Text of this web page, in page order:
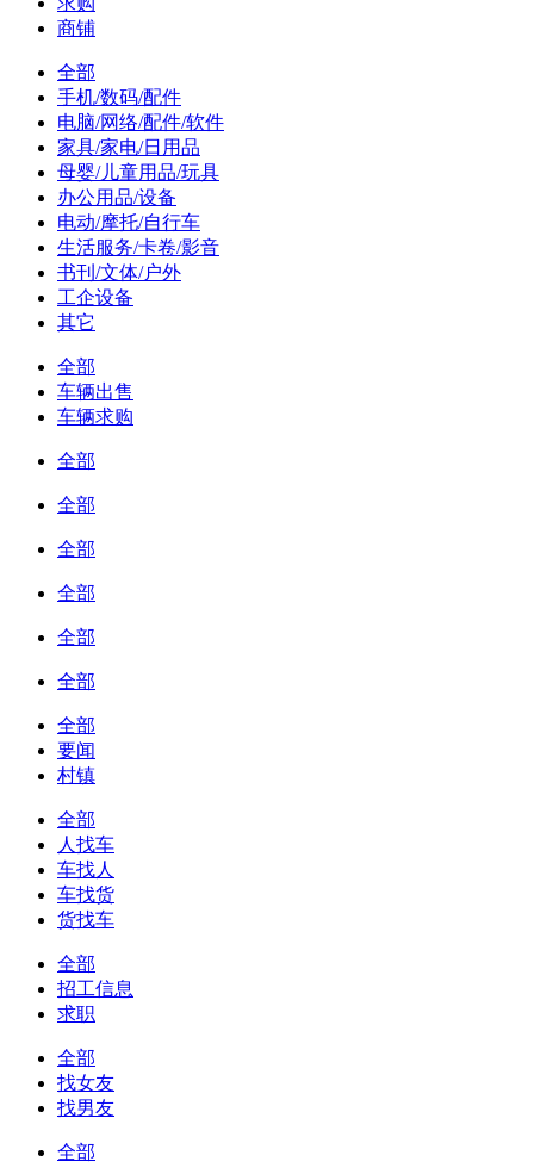
商铺
全部
手机/数码/配件
电脑/网络/配件/软件
家具/家电/日用品
母婴/儿童用品/玩具
办公用品/设备
电动/摩托/自行车
生活服务/卡卷/影音
书刊/文体/户外
工企设备
其它
全部
车辆出售
车辆求购
全部
全部
全部
全部
全部
全部
全部
要闻
村镇
全部
人找车
车找人
车找货
货找车
全部
招工信息
求职
全部
找女友
找男友
全部